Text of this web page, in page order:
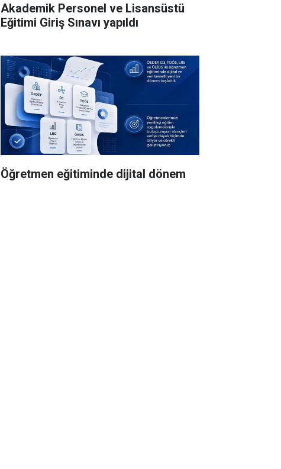
Akademik Personel ve Lisansüstü
Eğitimi Giriş Sınavı yapıldı
Öğretmen eğitiminde dijital dönem